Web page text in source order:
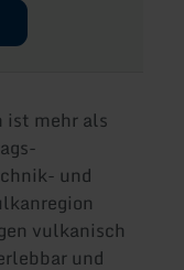
ist mehr als
und
vulkanisch
und